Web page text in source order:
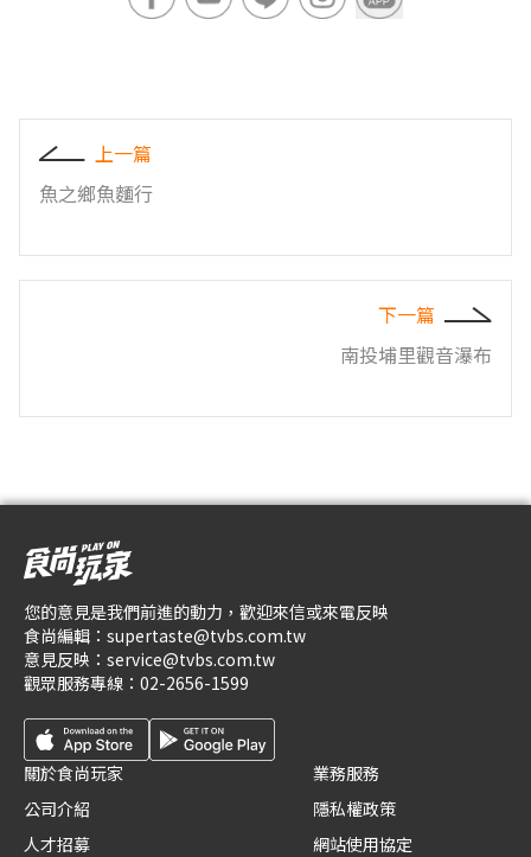
上一篇
魚之鄉魚麵行
下一篇
南投埔里觀音瀑布
您的意見是我們前進的動力，歡迎來信或來電反映
食尚編輯： supertaste@tvbs.com.tw
意見反映： service@tvbs.com.tw
觀眾服務專線： 02-2656-1599
關於食尚玩家
公司介紹
人才招募
業務服務
隱私權政策
網站使用協定